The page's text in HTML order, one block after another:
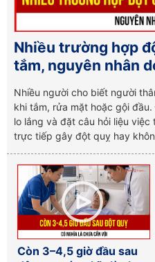
Nhiều trường hợp
tắm, nguyên nhân
Nhiều người cho biết người
khi tắm, rửa mặt hoặc gội
lo lắng và đặt câu hỏi liệu
trực tiếp gây đột quỵ hay
Còn 3–4,5 giờ đầu sau